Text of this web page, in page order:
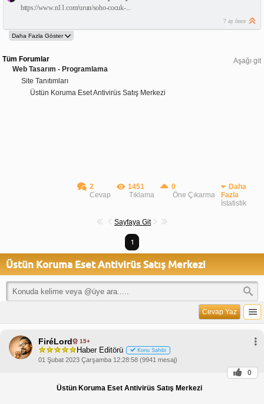
https://www.n11.com/urun/soho-cocuk-...
7 ay önce
Aşağı git
Tüm Forumlar
Web Tasarım - Programlama
Site Tanıtımları
Üstün Koruma Eset Antivirüs Satış Merkezi
2
Cevap
1451
Tıklama
0
Öne Çıkarma
Daha
Fazla
İstatistik
Sayfaya Git
1
Üstün Koruma Eset Antivirüs Satış Merkezi
Cevap Yaz
FiréLord 15+
Haber Editörü Konu Sahibi
01 Şubat 2023 Çarşamba 12:28:58 (9941 mesaj)
0
Üstün Koruma Eset Antivirüs Satış Merkezi